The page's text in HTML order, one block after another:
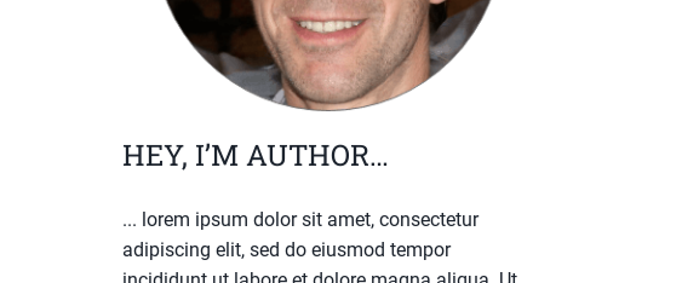
HEY, I’M AUTHOR…
... lorem ipsum dolor sit amet, consectetur
adipiscing elit, sed do eiusmod tempor